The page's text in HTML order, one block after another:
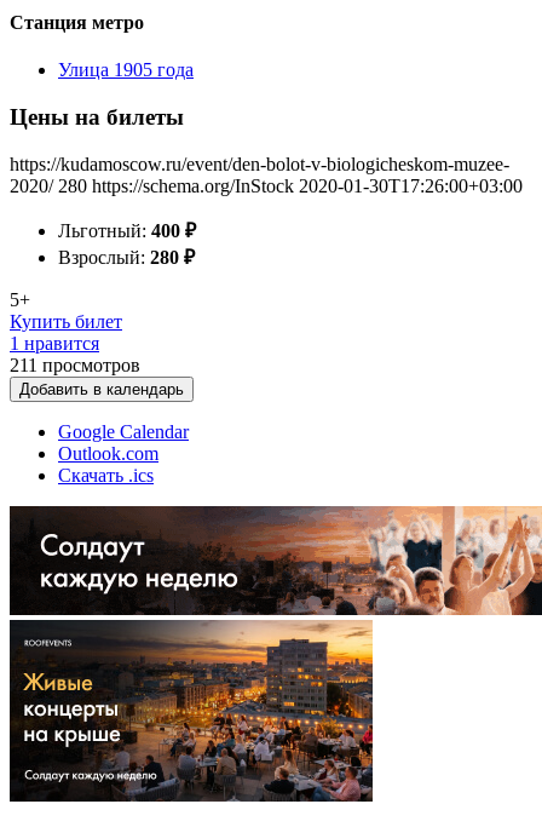
Станция метро
Улица 1905 года
Цены на билеты
https://kudamoscow.ru/event/den-bolot-v-biologicheskom-muzee-
2020/ 280 https://schema.org/InStock 2020-01-30T17:26:00+03:00
Льготный: 400 ₽
Взрослый: 280 ₽
5+
Купить билет
1 нравится
211 просмотров
Добавить в календарь
Google Calendar
Outlook.com
Скачать .ics